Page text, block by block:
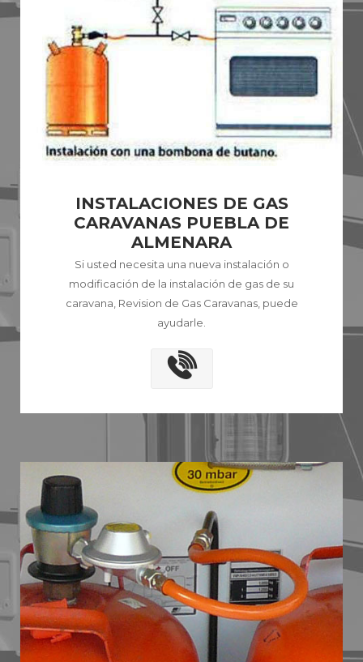
INSTALACIONES DE GAS
CARAVANAS PUEBLA DE
ALMENARA
Si usted necesita una nueva instalación o
modificación de la instalación de gas de su
caravana, Revision de Gas Caravanas, puede
ayudarle.